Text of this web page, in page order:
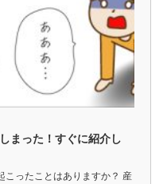
まった！すぐに紹介し
こったことはありますか？ 産